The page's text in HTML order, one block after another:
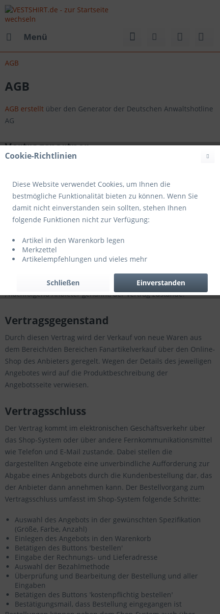
Menü
AGB
AGB
AGB erstellt über den Generator der Deutschen Anwaltshotline
AG
Vertragspartner
Kluftdruck UG (haftungsbeschränkt)
Vertreten durch Andreas Tüffers
Adresse: Kupferdreher Str. 176 - 45257 Essen
Tel: 02363-7359982
Handelsregister: Amtsgericht Essen
Umsatzsteuer-Identifikationsnummer: DE320060320
, nachfolgend Anbieter genannt, der Vertrag zustande.
Vertragsgegenstand
Durch diesen Vertrag wird der Verkauf von neue Waren aus
dem Bereich/den Bereichen Fanartikelverkauf über den Online-
Shop des Anbieters geregelt. Wegen der Details des jeweiligen
Angebotes wird auf die Produktbeschreibung der
Angebotsseite verwiesen.
Vertragsschluss
Der Vertrag kommt im elektronischen Geschäftsverkehr über
das Shop-System oder über andere Fernkommunikationsmittel
wie Telefon und E-Mail zustande. Dabei stellen die
dargestellten Angebote eine unverbindliche Aufforderung zur
Abgabe eines Anbgebots durch die Kundenbestellung dar, das
der Anbieter dann annehmen kann. Der Bestellvorgang zum
Vertragsschluss umfasst im Shop-System folgende Schritte:
Auswahl des Angebots in der gewünschten Spezifikation
(Größe, Farbe, Anzahl)
Einlegen des Angebots in den Warenkorb
Betätigen des Buttons 'bestellen'
Eingabe der Rechnungs- und Lieferadresse
Auswahl der Bezahlmethode
Überprüfung und Bearbeitung der Bestellung und aller
Eingaben
Betätigen des Buttons 'kostenpflichtig bestellen'
Bestätigungsmail, dass Bestellung eingegangen ist
Cookie-Richtlinien
Diese Website verwendet Cookies, um Ihnen die
bestmögliche Funktionalität bieten zu können. Wenn Sie
damit nicht einverstanden sein sollten, stehen Ihnen
folgende Funktionen nicht zur Verfügung:
Artikel in den Warenkorb legen
Merkzettel
Artikelempfehlungen und vieles mehr
Einverstanden
Schließen